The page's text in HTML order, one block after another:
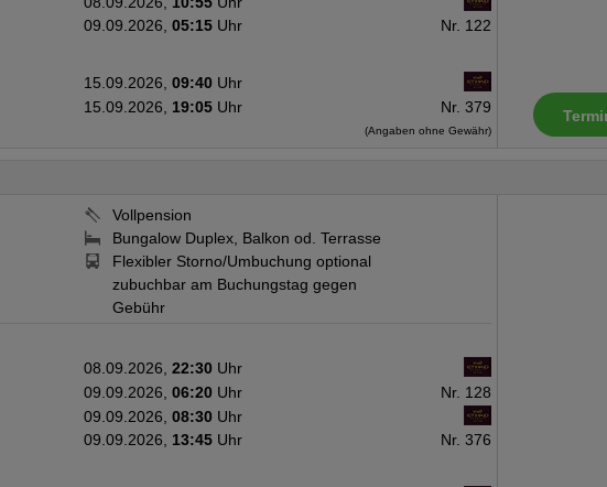
Premium-Getränkeauswahl,
bei Sonnenuntergang,
Huraa-Ausflug), ein
eine balinesische Spa-
Aufdeck-Service mit
All Inclusive (A): + EUR 43, für
EUR 119, für das erste
09.09.2026, 05:15 Uhr
Nr. 122
15.09.2026, 09:40 Uhr
15.09.2026, 19:05 Uhr Nr. 379
(Angaben ohne Gewähr)
Vollpension
Bungalow Duplex, Balkon od. Terrasse
Flexibler Storno/Umbuchung optional
zubuchbar am Buchungstag gegen
Gebühr
08.09.2026, 22:30 Uhr
09.09.2026, 06:20 Uhr
Nr. 128
09.09.2026, 08:30 Uhr
09.09.2026, 13:45 Uhr
Nr. 376